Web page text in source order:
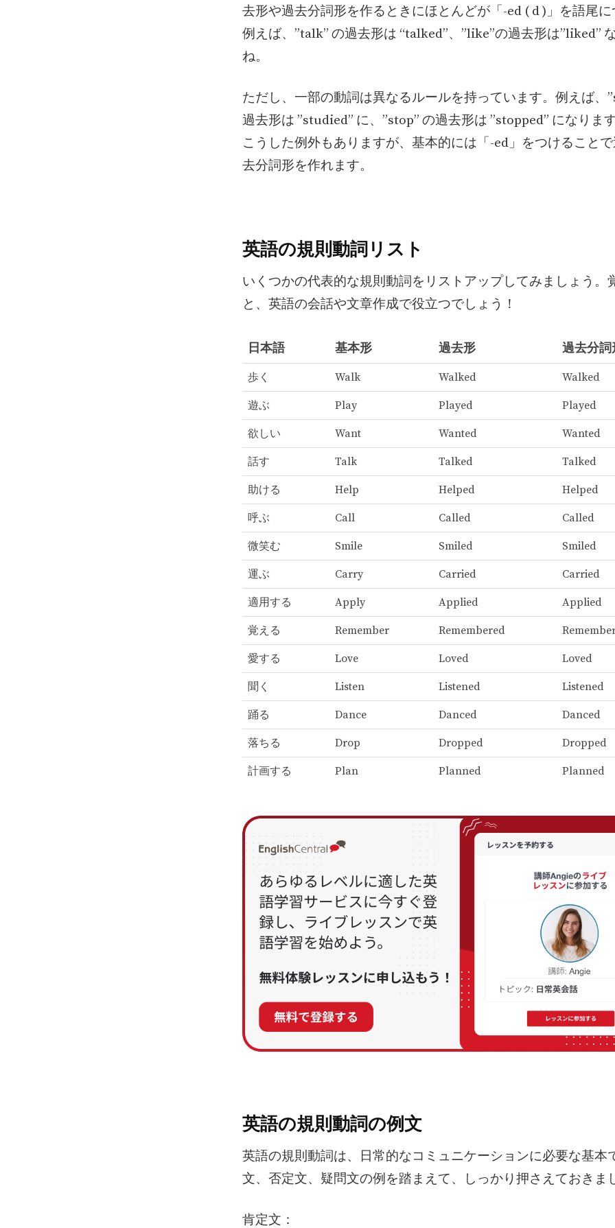
去形や過去分詞形を作るときにほとんどが「-ed ( d )」を語尾
例えば、”talk” の過去形は “talked”、”like”の過去形は”liked”
ね。
ただし、一部の動詞は異なるルールを持っています。例えば、
過去形は ”studied” に、”stop” の過去形は ”stopped” になりま
こうした例外もありますが、基本的には「-ed」をつけること
去分詞形を作れます。
英語の規則動詞リスト
いくつかの代表的な規則動詞をリストアップしてみましょう。
と、英語の会話や文章作成で役立つでしょう！
日本語 基本形 過去形 過去分詞
歩く Walk Walked Walked
遊ぶ Play Played Played
欲しい Want Wanted Wanted
話す Talk Talked Talked
助ける Help Helped Helped
呼ぶ Call Called Called
微笑む Smile Smiled Smiled
運ぶ Carry Carried Carried
適用する Apply Applied Applied
覚える Remember Remembered
愛する Love Loved Loved
聞く Listen Listened Listened
踊る Dance Danced Danced
落ちる Drop Dropped Dropped
計画する Plan Planned Planned
英語の規則動詞の例文
英語の規則動詞は、日常的なコミュニケーションに必要な基本
文、否定文、疑問文の例を踏まえて、しっかり押さえておきま
肯定文：